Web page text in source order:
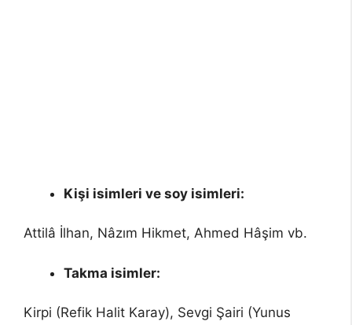
Kişi isimleri ve soy isimleri:
Attilâ İlhan, Nâzım Hikmet, Ahmed Hâşim vb.
Takma isimler:
Kirpi (Refik Halit Karay), Sevgi Şairi (Yunus